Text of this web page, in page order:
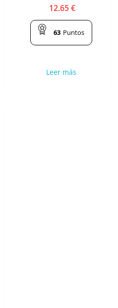
12.65€
63 Puntos
Leer más